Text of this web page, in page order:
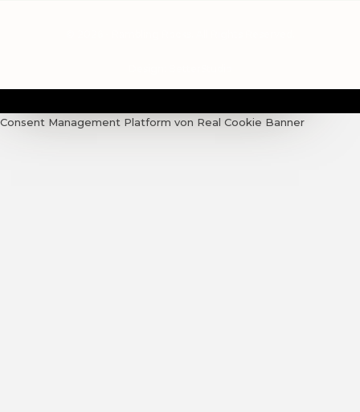
Consent Management Platform von Real Cookie Banner